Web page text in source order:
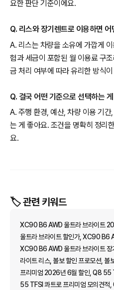
요한 판단 기준이에요.
Q. 리스와 장기렌트로 이용하면
A. 리스는 차량을 소유에 가깝게
험과 세금이 포함된 월 이용료 구
금 처리 여부에 따라 유리한 방식
Q. 결국 어떤 기준으로 선택하는
A. 주행 환경, 예산, 차량 이용 기
는 게 좋아요. 조건을 명확히 정리
요.
🏷️ 관련 키워드
XC90 B6 AWD 울트라 브라이트
울트라 브라이트 할인가, XC90 B6
XC90 B6 AWD 울트라 브라이트
라이트 리스, 볼보 할인 프로모션,
프리미엄 2026년 6월 할인, Q8 55
55 TFSI 콰트로 프리미엄 모의견적